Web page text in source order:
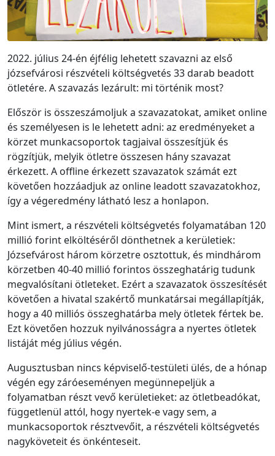
2022. július 24-én éjfélig lehetett szavazni az első
józsefvárosi részvételi költségvetés 33 darab beadott
ötletére. A szavazás lezárult: mi történik most?
Először is összeszámoljuk a szavazatokat, amiket online
és személyesen is le lehetett adni: az eredményeket a
körzet munkacsoportok tagjaival összesítjük és
rögzítjük, melyik ötletre összesen hány szavazat
érkezett. A offline érkezett szavazatok számát ezt
követően hozzáadjuk az online leadott szavazatokhoz,
így a végeredmény látható lesz a honlapon.
Mint ismert, a részvételi költségvetés folyamatában 120
millió forint elköltéséről dönthetnek a kerületiek:
Józsefvárost három körzetre osztottuk, és mindhárom
körzetben 40-40 millió forintos összeghatárig tudunk
megvalósítani ötleteket. Ezért a szavazatok összesítését
követően a hivatal szakértő munkatársai megállapítják,
hogy a 40 milliós összeghatárba mely ötletek fértek be.
Ezt követően hozzuk nyilvánosságra a nyertes ötletek
listáját még július végén.
Augusztusban nincs képviselő-testületi ülés, de a hónap
végén egy záróeseményen megünnepeljük a
folyamatban részt vevő kerületieket: az ötletbeadókat,
függetlenül attól, hogy nyertek-e vagy sem, a
munkacsoportok résztvevőit, a részvételi költségvetés
nagyköveteit és önkénteseit.